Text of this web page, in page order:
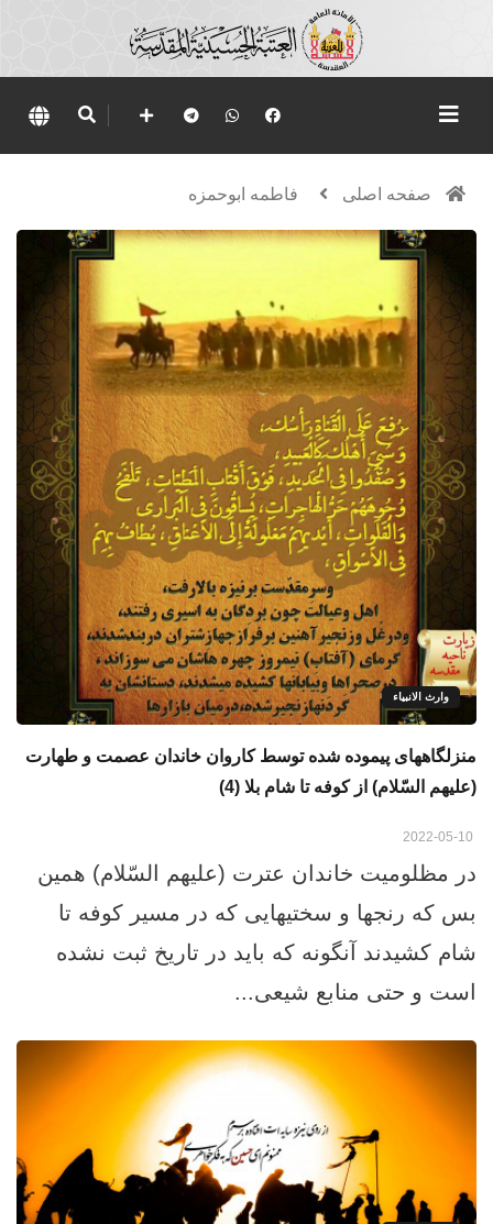
صفحه اصلی فاطمه ابوحمزه
وارث الانبياء
منزلگاههای پیموده شده توسط کاروان خاندان عصمت و طهارت
(علیهم السّلام) از کوفه تا شام بلا (4)
در مظلومیت خاندان عترت (علیهم السّلام) همین
بس که رنجها و سختیهایی که در مسیر کوفه تا
شام کشیدند آنگونه که باید در تاریخ ثبت نشده
است و حتی منابع شیعی...